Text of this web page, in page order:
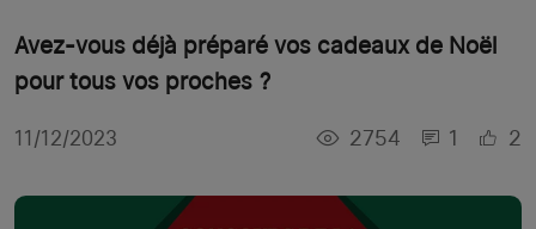
Avez-vous déjà préparé vos cadeaux de Noël
pour tous vos proches ?
11/12/2023 2754 1 2